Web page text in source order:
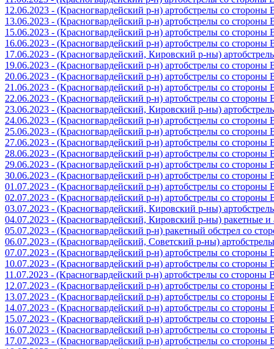
12.06.2023 - (Красногвардейский р-н) артобстрелы со
13.06.2023 - (Красногвардейский р-н) артобстрелы со
15.06.2023 - (Красногвардейский р-н) артобстрелы со
16.06.2023 - (Красногвардейский р-н) артобстрелы со
17.06.2023 - (Красногвардейский, Кировский р-ны)
19.06.2023 - (Красногвардейский р-н) артобстрелы со
20.06.2023 - (Красногвардейский р-н) артобстрелы со
21.06.2023 - (Красногвардейский р-н) артобстрелы со
22.06.2023 - (Красногвардейский р-н) артобстрелы со
23.06.2023 - (Красногвардейский, Кировский р-ны)
24.06.2023 - (Красногвардейский р-н) артобстрелы со
25.06.2023 - (Красногвардейский р-н) артобстрелы со
27.06.2023 - (Красногвардейский р-н) артобстрелы со
28.06.2023 - (Красногвардейский р-н) артобстрелы со
29.06.2023 - (Красногвардейский р-н) артобстрелы со
30.06.2023 - (Красногвардейский р-н) артобстрелы со
01.07.2023 - (Красногвардейский р-н) артобстрелы со
02.07.2023 - (Красногвардейский р-н) артобстрелы со
03.07.2023 - (Красногвардейский, Кировский р-ны)
04.07.2023 - (Красногвардейский, Кировский р-ны) ракетные
05.07.2023 - (Красногвардейский р-н) ракетный обстрел со
06.07.2023 - (Красногвардейский, Советский р-ны)
07.07.2023 - (Красногвардейский р-н) артобстрелы со
10.07.2023 - (Красногвардейский р-н) артобстрелы со
11.07.2023 - (Красногвардейский р-н) артобстрелы со стороны
12.07.2023 - (Красногвардейский р-н) артобстрелы со
13.07.2023 - (Красногвардейский р-н) артобстрелы со
14.07.2023 - (Красногвардейский р-н) артобстрелы со
15.07.2023 - (Красногвардейский р-н) артобстрелы со
16.07.2023 - (Красногвардейский р-н) артобстрелы со
17.07.2023 - (Красногвардейский р-н) артобстрелы со